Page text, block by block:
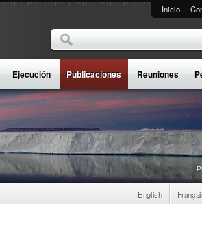
Inicio
Formulario de búsqueda
Buscar
Ejecución Publicaciones Reuniones
English